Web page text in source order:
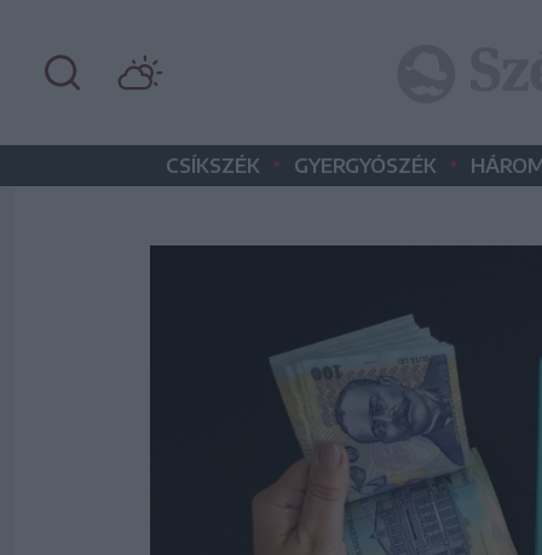
CSÍKSZÉK • GYERGYÓSZÉK •